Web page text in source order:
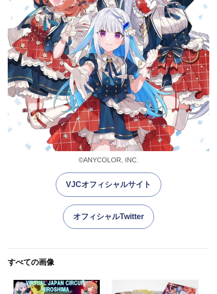
©️ANYCOLOR, INC.
VJCオフィシャルサイト
オフィシャルTwitter
すべての画像